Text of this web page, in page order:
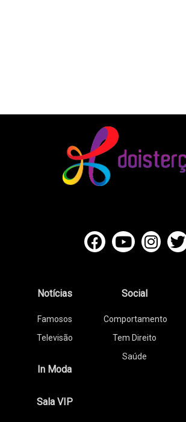
Notícias
Famosos
Televisão
In Moda
Sala VIP
Social
Comportamento
Tem Direito
Saúde